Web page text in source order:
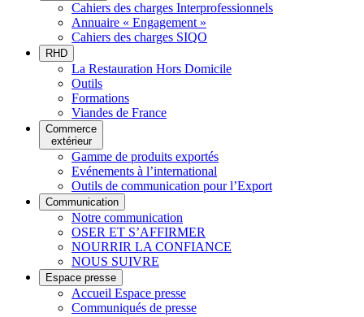
Cahiers des charges Interprofessionnels
Annuaire « Engagement »
Cahiers des charges SIQO
RHD
La Restauration Hors Domicile
Outils
Formations
Viandes de France
Commerce
extérieur
Gamme de produits exportés
Evénements à l’international
Outils de communication pour l’Export
Communication
Notre communication
OSER ET S’AFFIRMER
NOURRIR LA CONFIANCE
NOUS SUIVRE
Espace presse
Accueil Espace presse
Communiqués de presse